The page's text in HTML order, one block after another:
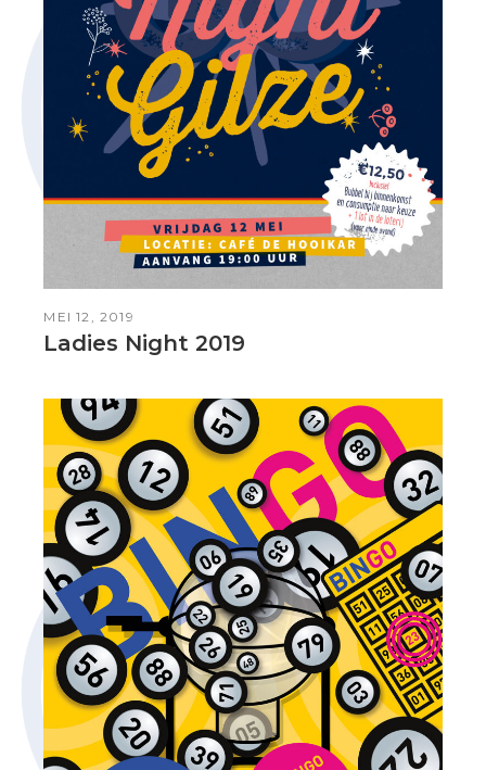
MEI 12, 2019
Ladies Night 2019